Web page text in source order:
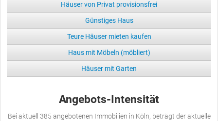
Häuser von Privat provisionsfrei
Günstiges Haus
Teure Häuser mieten kaufen
Haus mit Möbeln (möbliert)
Häuser mit Garten
Angebots-Intensität
Bei aktuell 385 angebotenen Immobilien in Köln, beträgt der aktuelle